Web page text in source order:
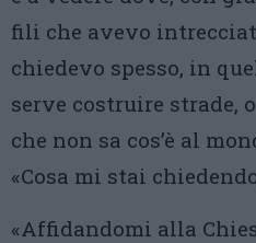
fili che avevo
chiedevo spesso, in
serve costruire strade,
che non sa cos’è al
«Cosa mi stai
«Affidandomi alla